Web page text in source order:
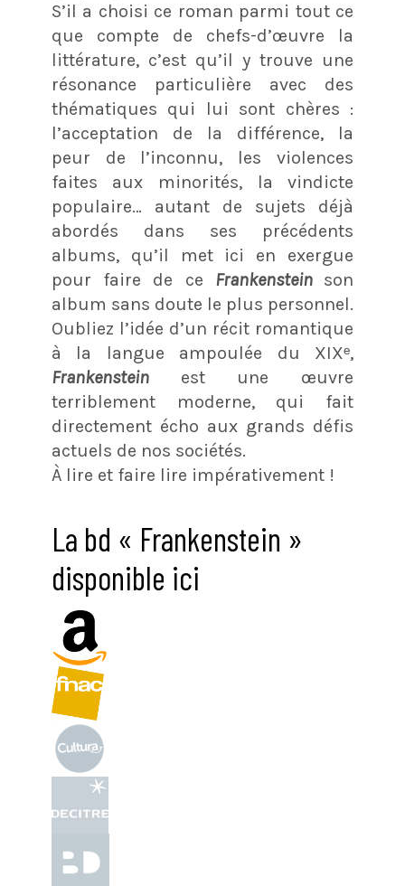
S’il a choisi ce roman parmi tout ce
que compte de chefs-d’œuvre la
littérature, c’est qu’il y trouve une
résonance particulière avec des
thématiques qui lui sont chères :
l’acceptation de la différence, la
peur de l’inconnu, les violences
faites aux minorités, la vindicte
populaire… autant de sujets déjà
abordés dans ses précédents
albums, qu’il met ici en exergue
pour faire de ce Frankenstein son
album sans doute le plus personnel.
Oubliez l’idée d’un récit romantique
à la langue ampoulée du XIXᵉ,
Frankenstein est une œuvre
terriblement moderne, qui fait
directement écho aux grands défis
actuels de nos sociétés.
À lire et faire lire impérativement !
La bd « Frankenstein »
disponible ici